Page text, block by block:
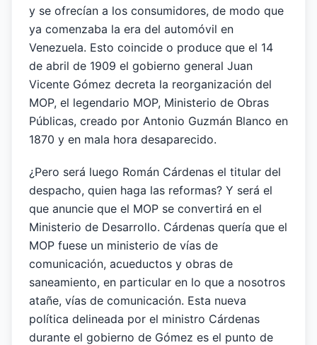
y se ofrecían a los consumidores, de modo que
ya comenzaba la era del automóvil en
Venezuela. Esto coincide o produce que el 14
de abril de 1909 el gobierno general Juan
Vicente Gómez decreta la reorganización del
MOP, el legendario MOP, Ministerio de Obras
Públicas, creado por Antonio Guzmán Blanco en
1870 y en mala hora desaparecido.
¿Pero será luego Román Cárdenas el titular del
despacho, quien haga las reformas? Y será el
que anuncie que el MOP se convertirá en el
Ministerio de Desarrollo. Cárdenas quería que el
MOP fuese un ministerio de vías de
comunicación, acueductos y obras de
saneamiento, en particular en lo que a nosotros
atañe, vías de comunicación. Esta nueva
política delineada por el ministro Cárdenas
durante el gobierno de Gómez es el punto de